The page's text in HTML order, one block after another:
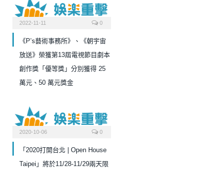
2022-11-11 0
《P’s藝術事務所》、《朝宇宙
放送》榮獲第13屆電視節目劇本
創作獎「優等獎」分別獲得 25
萬元、50 萬元獎金
2020-10-06 0
「2020打開台北 | Open House
Taipei」將於11/28-11/29兩天限